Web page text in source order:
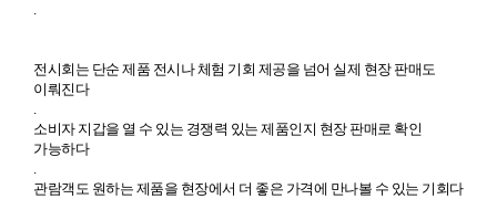
.
전시회는 단순 제품 전시나 체험 기회 제공을 넘어 실제 현장 판매도
이뤄진다
.
소비자 지갑을 열 수 있는 경쟁력 있는 제품인지 현장 판매로 확인
가능하다
.
관람객도 원하는 제품을 현장에서 더 좋은 가격에 만나볼 수 있는 기회다